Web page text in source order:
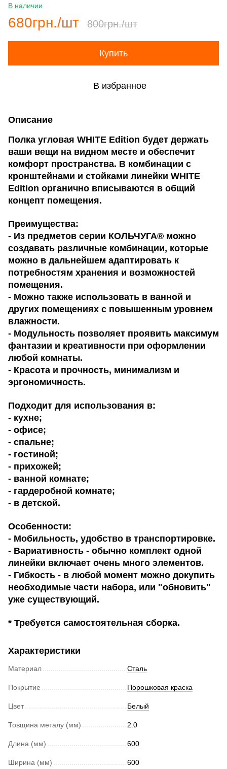
В наличии
680грн./шт 800грн./шт
Купить
В избранное
Описание
Полка угловая WHITE Edition будет держать
ваши вещи на видном месте и обеспечит
комфорт пространства. В комбинации с
кронштейнами и стойками линейки WHITE
Edition органично вписываются в общий
концепт помещения.
Преимущества:
- Из предметов серии КОЛЬЧУГА® можно
создавать различные комбинации, которые
можно в дальнейшем адаптировать к
потребностям хранения и возможностей
помещения.
- Можно также использовать в ванной и
других помещениях с повышенным уровнем
влажности.
- Модульность позволяет проявить максимум
фантазии и креативности при оформлении
любой комнаты.
- Красота и прочность, минимализм и
эргономичность.
Подходит для использования в:
- кухне;
- офисе;
- спальне;
- гостиной;
- прихожей;
- ванной комнате;
- гардеробной комнате;
- в детской.
Особенности:
- Мобильность, удобство в транспортировке.
- Вариативность - обычно комплект одной
линейки включает очень много элементов.
- Гибкость - в любой момент можно докупить
необходимые части набора, или "обновить"
уже существующий.
* Требуется самостоятельная сборка.
Характеристики
Материал Сталь
Покрытие Порошковая краска
Цвет Белый
Товщина металу (мм) 2.0
Длина (мм) 600
Ширина (мм) 600